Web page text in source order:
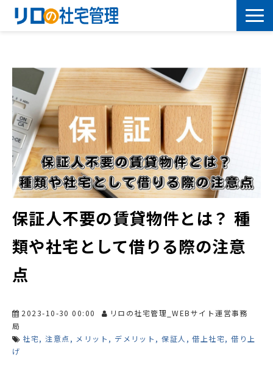
社有社宅プラン
導入事例
サービス一覧
社宅について学ぶ
よくあるご質問
セミナー
保証人不要の賃貸物件とは？ 種
類や社宅として借りる際の注意
点
2023-10-30 00:00
リロの社宅管理_WEBサイト運営事務
局
社宅
注意点 メリット デメリット 保証人 借上社宅
借り上
げ